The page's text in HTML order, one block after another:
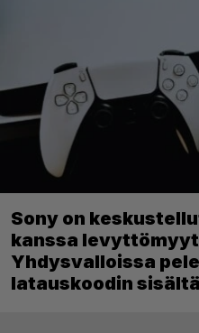
Sony on
kanssa
Yhdysvalloissa
latauskoodin